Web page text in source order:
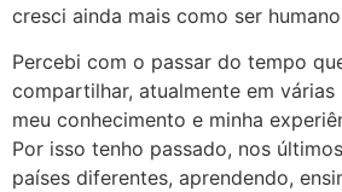
cresci ainda mais como ser
Percebi com o passar do tempo
compartilhar, atualmente em
meu conhecimento e minha
Por isso tenho passado, nos
países diferentes, aprendendo,